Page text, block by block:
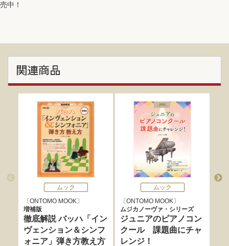
売中！
関連商品
ムック
ONTOMO MOOK
増補版
徹底解説 バッハ「イン
ヴェンション＆シンフ
ォニア」弾き方教え方
ムック
ONTOMO MOOK
ムジカノーヴァ・シリーズ
ジュニアのピアノコン
クール 課題曲にチャ
レンジ！